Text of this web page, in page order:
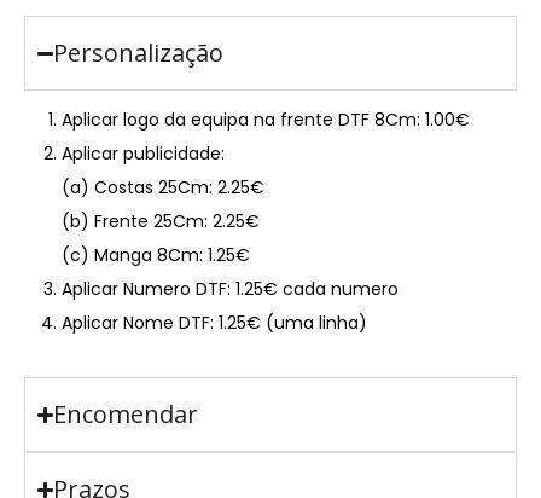
Personalização
Aplicar logo da equipa na frente DTF 8Cm: 1.00€
Aplicar publicidade:
(a) Costas 25Cm: 2.25€
(b) Frente 25Cm: 2.25€
(c) Manga 8Cm: 1.25€
Aplicar Numero DTF: 1.25€ cada numero
Aplicar Nome DTF: 1.25€ (uma linha)
Encomendar
Prazos